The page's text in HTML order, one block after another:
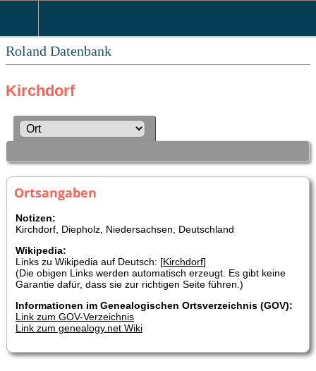
Roland Datenbank
Kirchdorf
Ortsangaben
Notizen:
Kirchdorf, Diepholz, Niedersachsen, Deutschland
Wikipedia:
Links zu Wikipedia auf Deutsch: [Kirchdorf]
(Die obigen Links werden automatisch erzeugt. Es gibt keine
Garantie dafür, dass sie zur richtigen Seite führen.)
Informationen im Genealogischen Ortsverzeichnis (GOV):
Link zum GOV-Verzeichnis
Link zum genealogy.net Wiki